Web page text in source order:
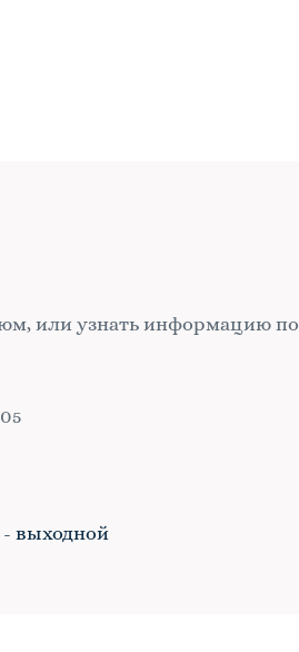
или узнать информацию
- выходной